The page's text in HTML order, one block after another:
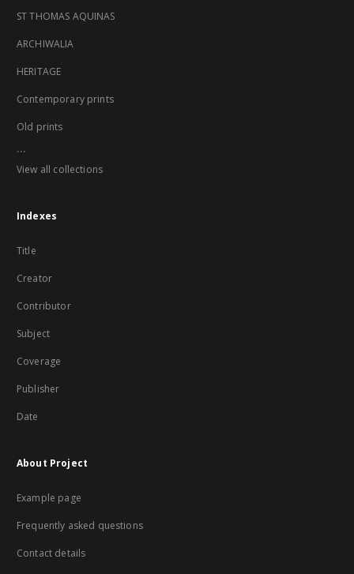
ST THOMAS AQUINAS
ARCHIWALIA
HERITAGE
Contemporary prints
Old prints
...
View all collections
Indexes
Title
Creator
Contributor
Subject
Coverage
Publisher
Date
About Project
Example page
Frequently asked questions
Contact details